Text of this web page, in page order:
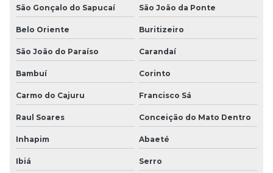
São Gonçalo do Sapucaí São João da Ponte
Belo Oriente Buritizeiro
São João do Paraíso Carandaí
Bambuí Corinto
Carmo do Cajuru Francisco Sá
Raul Soares Conceição do Mato Dentro
Inhapim Abaeté
Ibiá Serro